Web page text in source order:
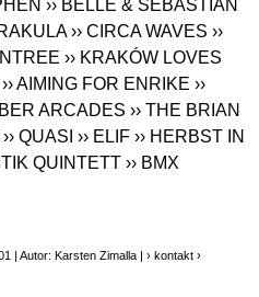
›› BELLE & SEBASTIAN
›› CIRCA WAVES ››
›› KRAKÓW LOVES
›› AIMING FOR ENRIKE ››
ARCADES ›› THE BRIAN
›› QUASI›› ELIF ›› HERBST IN
QUINTETT ›› BMX
| Autor: Karsten Zimalla |› kontakt ›